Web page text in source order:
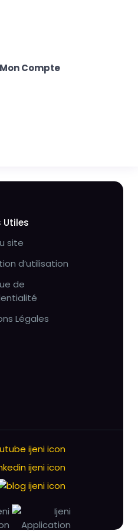
Mon Compte
Utiles
site
d’utilisation
de
Légales